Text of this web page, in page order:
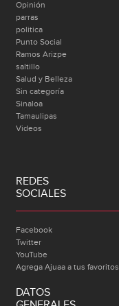
Opinión
parras
politica
Punto Social
Ramos Arizpe
saltillo
Salud y Belleza
Sin categoría
Sinaloa
Tamaulipas
Videos
REDES
SOCIALES
Facebook
Twitter
YouTube
Agrega Ajuaa a tus favoritos
DATOS